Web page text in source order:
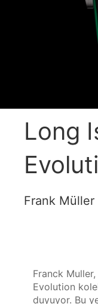
Long
Frank Müller
Franck
Evolution
duyuyor. Bu